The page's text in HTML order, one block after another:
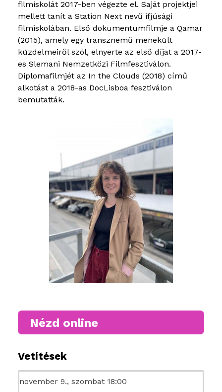
filmiskolát 2017-ben végezte el. Saját projektjei
mellett tanít a Station Next nevű ifjúsági
filmiskolában. Első dokumentumfilmje a Qamar
(2015), amely egy transznemű menekült
küzdelmeiről szól, elnyerte az első díjat a 2017-
es Slemani Nemzetközi Filmfesztiválon.
Diplomafilmjét az In the Clouds (2018) című
alkotást a 2018-as DocLisboa fesztiválon
bemutatták.
Nézd online
Vetítések
november 9., szombat 18:00